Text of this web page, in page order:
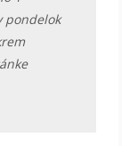
pondelok